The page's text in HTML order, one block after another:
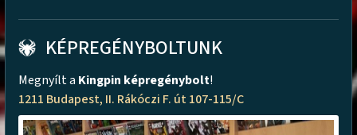
KÉPREGÉNYBOLTUNK
Megnyílt a Kingpin képregénybolt!
1211 Budapest, II. Rákóczi F. út 107-115/C